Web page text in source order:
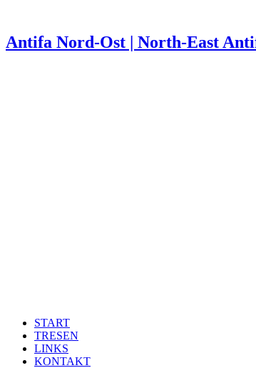
Antifa Nord-Ost | North-East
START
TRESEN
LINKS
KONTAKT